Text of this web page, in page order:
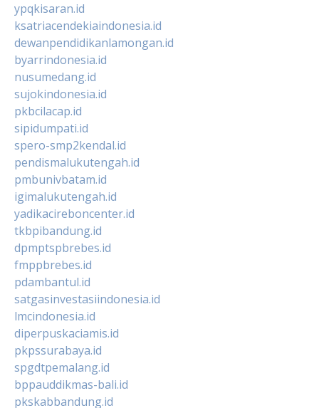
ypqkisaran.id
ksatriacendekiaindonesia.id
dewanpendidikanlamongan.id
byarrindonesia.id
nusumedang.id
sujokindonesia.id
pkbcilacap.id
sipidumpati.id
spero-smp2kendal.id
pendismalukutengah.id
pmbunivbatam.id
igimalukutengah.id
yadikacireboncenter.id
tkbpibandung.id
dpmptspbrebes.id
fmppbrebes.id
pdambantul.id
satgasinvestasiindonesia.id
lmcindonesia.id
diperpuskaciamis.id
pkpssurabaya.id
spgdtpemalang.id
bppauddikmas-bali.id
pkskabbandung.id